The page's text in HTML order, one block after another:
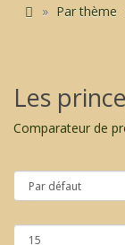
Par thème
Les
Comparateur de